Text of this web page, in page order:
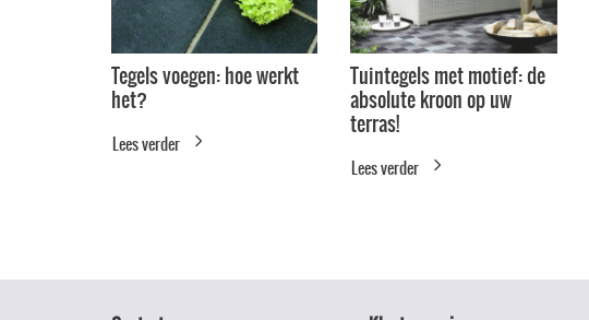
Tegels voegen: hoe werkt
het?
Lees verder
Tuintegels met motief: de
absolute kroon op uw
terras!
Lees verder